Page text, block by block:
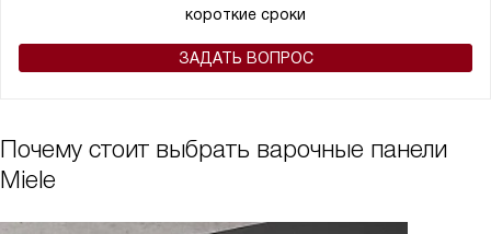
короткие сроки
ЗАДАТЬ ВОПРОС
Почему стоит выбрать варочные панели
Miele